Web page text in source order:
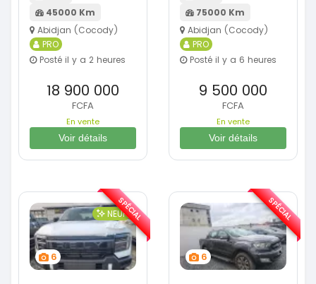
45000 Km
Abidjan (Cocody)
PRO
Posté il y a 2 heures
18 900 000
FCFA
En vente
Voir détails
75000 Km
Abidjan (Cocody)
PRO
Posté il y a 6 heures
9 500 000
FCFA
En vente
Voir détails
6
NEUFSPÉCIAL
6
SPÉCIAL